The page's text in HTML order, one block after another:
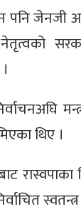
पनि
थिए ।
रास्वपाका